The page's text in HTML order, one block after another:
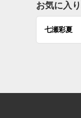
お気に入
七瀬彩夏